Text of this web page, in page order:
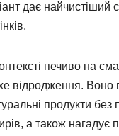
дає найчистіший
печиво на
відродження. Воно
продукти без
а також нагадує